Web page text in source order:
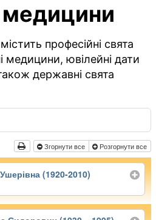
професійні свята
медицини, ювілейні дати
державні свята
Згорнути все Розгорнути все
(1920-2010)